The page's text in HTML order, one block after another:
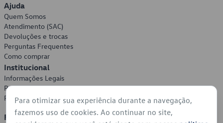
Ajuda
Quem Somos
Atendimento (SAC)
Devoluções e trocas
Perguntas Frequentes
Como comprar
Institucional
Informações Legais
Política de Privacidade
Política de Cookies
Formas de Pagamento
Para otimizar sua experiência durante a navegação,
fazemos uso de cookies. Ao continuar no site,